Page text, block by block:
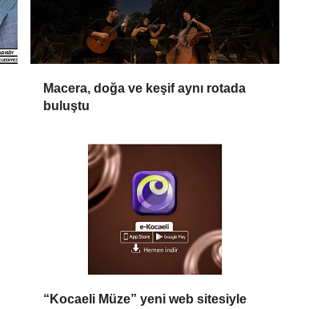
Macera, doğa ve keşif aynı rotada
buluştu
“Kocaeli Müze” yeni web sitesiyle